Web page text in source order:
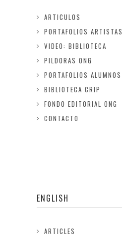
ARTICULOS
PORTAFOLIOS ARTISTAS
VIDEO: BIBLIOTECA
PILDORAS ONG
PORTAFOLIOS ALUMNOS
BIBLIOTECA CRIP
FONDO EDITORIAL ONG
CONTACTO
ENGLISH
ARTICLES